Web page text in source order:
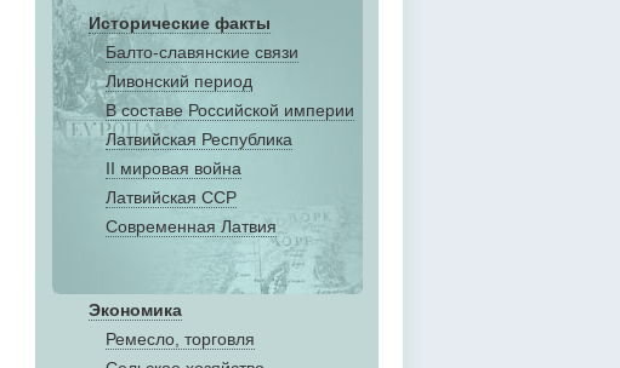
Исторические факты
Балто-славянские связи
Ливонский период
В составе Российской империи
Латвийская Республика
II мировая война
Латвийская ССР
Современная Латвия
Экономика
Ремесло, торговля